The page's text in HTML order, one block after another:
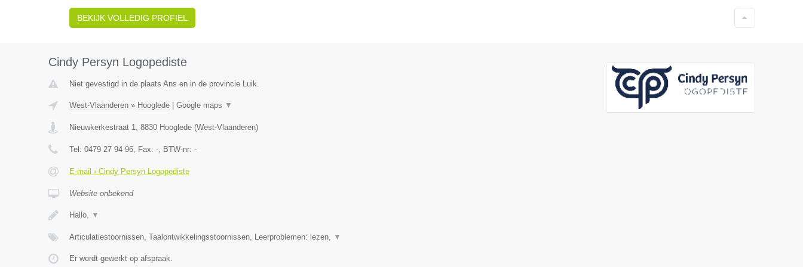
BEKIJK VOLLEDIG PROFIEL
Cindy Persyn Logopediste
Niet gevestigd in de plaats Ans en in de provincie Luik.
West-Vlaanderen» Hooglede| Google maps ▼
Nieuwkerkestraat 1, 8830 Hooglede(West-Vlaanderen)
Tel: 0479 27 94 96, Fax: -, BTW-nr: -
E-mail › Cindy Persyn Logopediste
Website onbekend
Hallo, ▼
Articulatiestoornissen, Taalontwikkelingsstoornissen, Leerproblemen: lezen, ▼
Er wordt gewerkt op afspraak.